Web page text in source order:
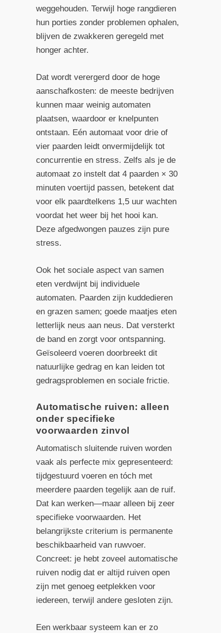
weggehouden. Terwijl hoge rangdieren
hun porties zonder problemen ophalen,
blijven de zwakkeren geregeld met
honger achter.
Dat wordt verergerd door de hoge
aanschafkosten: de meeste bedrijven
kunnen maar weinig automaten
plaatsen, waardoor er knelpunten
ontstaan. Eén automaat voor drie of
vier paarden leidt onvermijdelijk tot
concurrentie en stress. Zelfs als je de
automaat zo instelt dat 4 paarden × 30
minuten voertijd passen, betekent dat
voor elk paardtelkens 1,5 uur wachten
voordat het weer bij het hooi kan.
Deze afgedwongen pauzes zijn pure
stress.
Ook het sociale aspect van samen
eten verdwijnt bij individuele
automaten. Paarden zijn kuddedieren
en grazen samen; goede maatjes eten
letterlijk neus aan neus. Dat versterkt
de band en zorgt voor ontspanning.
Geïsoleerd voeren doorbreekt dit
natuurlijke gedrag en kan leiden tot
gedragsproblemen en sociale frictie.
Automatische ruiven: alleen
onder specifieke
voorwaarden zinvol
Automatisch sluitende ruiven worden
vaak als perfecte mix gepresenteerd:
tijdgestuurd voeren en tóch met
meerdere paarden tegelijk aan de ruif.
Dat kan werken—maar alleen bij zeer
specifieke voorwaarden. Het
belangrijkste criterium is permanente
beschikbaarheid van ruwvoer.
Concreet: je hebt zoveel automatische
ruiven nodig dat er altijd ruiven open
zijn met genoeg eetplekken voor
iedereen, terwijl andere gesloten zijn.
Een werkbaar systeem kan er zo